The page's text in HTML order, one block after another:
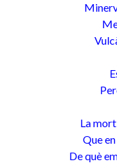
La
Que
De què